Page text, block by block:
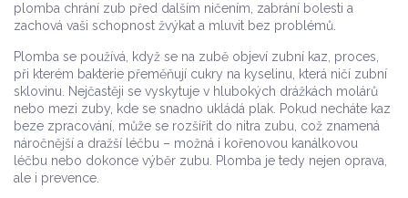
plomba chrání zub před dalším ničením, zabrání bolesti a
zachová vaši schopnost žvýkat a mluvit bez problémů.
Plomba se používá, když se na zubě objeví zubní kaz proces,
při kterém bakterie přeměňují cukry na kyselinu, která ničí zubní
sklovinu . Nejčastěji se vyskytuje v hlubokých drážkách molárů
nebo mezi zuby, kde se snadno ukládá plak. Pokud necháte kaz
beze zpracování, může se rozšířit do nitra zubu, což znamená
náročnější a dražší léčbu – možná i kořenovou kanálkovou
léčbu nebo dokonce výběr zubu. Plomba je tedy nejen oprava,
ale i prevence.